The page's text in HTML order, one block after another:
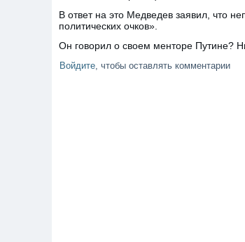
В ответ на это Медведев заявил, что
политических очков».
Он говорил о своем менторе Путине?
Войдите , чтобы оставлять комментарии